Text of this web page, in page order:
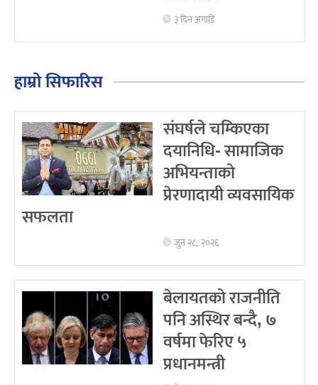
३ दिन अगाडि
हाम्रो सिफारिस
संघर्षले चम्किएका
दयानिधि- सामाजिक
अभियन्ताको
प्रेरणादायी व्यवसायिक
सफलता
जुन २८, २०२६
बेलायतको राजनीति
पनि अस्थिर बन्दै, ७
वर्षमा फेरिए ५
प्रधानमन्त्री